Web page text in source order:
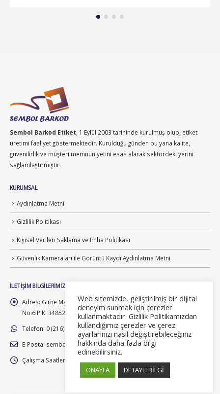
Sembol Barkod Etiket , 1 Eylül 2003 tarihinde kurulmuş olup, etiket
üretimi faaliyet göstermektedir. Kurulduğu günden bu yana kalite,
güvenilirlik ve müşteri memnuniyetini esas alarak sektördeki yerini
sağlamlaştırmıştır.
KURUMSAL
Aydınlatma Metni
Gizlilik Politikası
Kişisel Verileri Saklama ve İmha Politikası
Güvenlik Kameraları ile Görüntü Kaydı Aydınlatma Metni
İLETIŞIM BILGILERIMIZ
Adres: Girne Mah. Irmak Sokak Küçükyalı Sanayi Sitesi No: 72 B-Blok
No:6 P.K. 34852 Maltepe, İstanbul
Telefon: 0 (216) 489 95 39
E-Posta: sembol@sembolbarkod.com
Çalışma Saatleri:
Web sitemizde, geliştirilmiş bir dijital
deneyim sunmak için çerezler
kullanmaktadır. Gizlilik Politikamızdan
kullandığımız çerezler ve çerez
ayarlarınızı nasıl değiştirebileceğiniz
hakkında daha fazla bilgi
edinebilirsiniz.
ONAYLA DETAYLI BİLGİ